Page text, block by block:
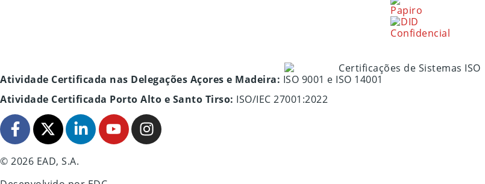
Atividade Certificada nas Delegações Açores e Madeira: ISO 9001 e ISO 14001
Atividade Certificada Porto Alto e Santo Tirso: ISO/IEC 27001:2022
© 2026 EAD, S.A.